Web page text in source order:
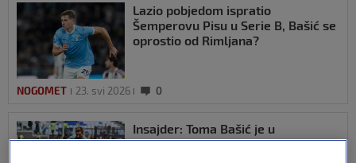
Lazio pobjedom ispratio
Šemperovu Pisu u Serie B, Bašić se
oprostio od Rimljana?
NOGOMET 23. svi 2026 0
Insajder: Toma Bašić je u
pregovorima s novim klubom,